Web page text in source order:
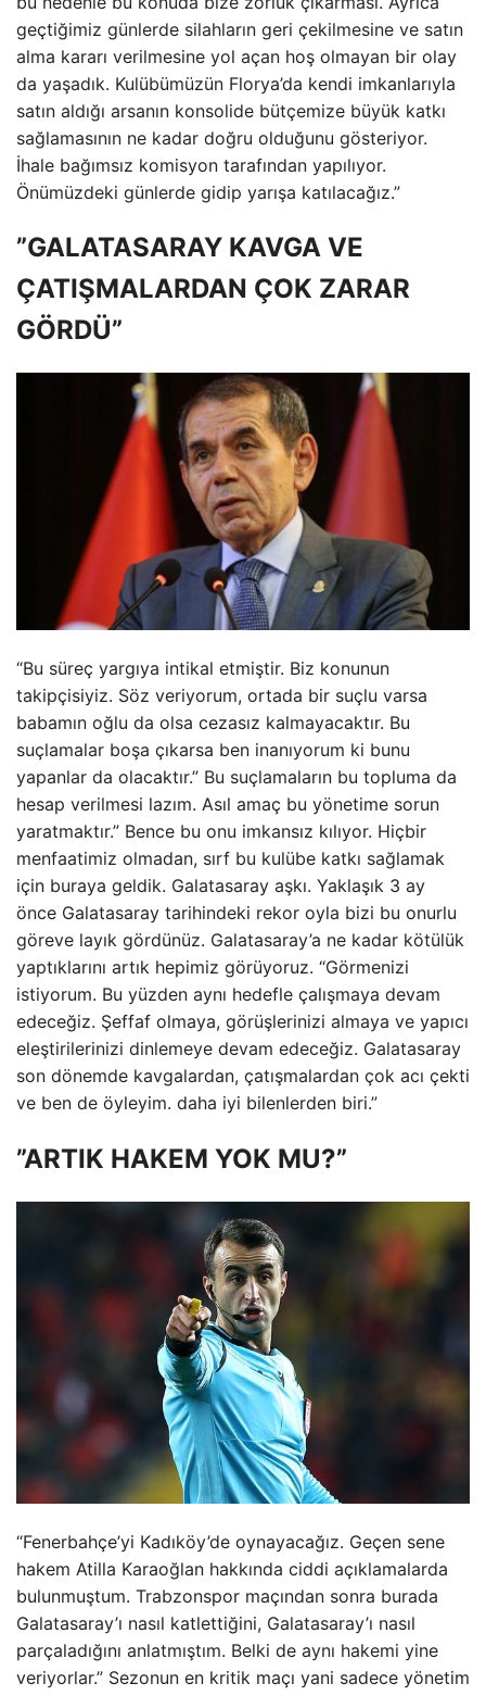
geçtiğimiz günlerde silahların geri çekilmesine ve satın
alma kararı verilmesine yol açan hoş olmayan bir olay
da yaşadık. Kulübümüzün Florya’da kendi imkanlarıyla
satın aldığı arsanın konsolide bütçemize büyük katkı
sağlamasının ne kadar doğru olduğunu gösteriyor.
İhale bağımsız komisyon tarafından yapılıyor.
Önümüzdeki günlerde gidip yarışa katılacağız.”
”GALATASARAY KAVGA VE
ÇATIŞMALARDAN ÇOK ZARAR
GÖRDÜ”
“Bu süreç yargıya intikal etmiştir. Biz konunun
takipçisiyiz. Söz veriyorum, ortada bir suçlu varsa
babamın oğlu da olsa cezasız kalmayacaktır. Bu
suçlamalar boşa çıkarsa ben inanıyorum ki bunu
yapanlar da olacaktır.” Bu suçlamaların bu topluma da
hesap verilmesi lazım. Asıl amaç bu yönetime sorun
yaratmaktır.” Bence bu onu imkansız kılıyor. Hiçbir
menfaatimiz olmadan, sırf bu kulübe katkı sağlamak
için buraya geldik. Galatasaray aşkı. Yaklaşık 3 ay
önce Galatasaray tarihindeki rekor oyla bizi bu onurlu
göreve layık gördünüz. Galatasaray’a ne kadar kötülük
yaptıklarını artık hepimiz görüyoruz. “Görmenizi
istiyorum. Bu yüzden aynı hedefle çalışmaya devam
edeceğiz. Şeffaf olmaya, görüşlerinizi almaya ve yapıcı
eleştirilerinizi dinlemeye devam edeceğiz. Galatasaray
son dönemde kavgalardan, çatışmalardan çok acı çekti
ve ben de öyleyim. daha iyi bilenlerden biri.”
”ARTIK HAKEM YOK MU?”
“Fenerbahçe’yi Kadıköy’de oynayacağız. Geçen sene
hakem Atilla Karaoğlan hakkında ciddi açıklamalarda
bulunmuştum. Trabzonspor maçından sonra burada
Galatasaray’ı nasıl katlettiğini, Galatasaray’ı nasıl
parçaladığını anlatmıştım. Belki de aynı hakemi yine
veriyorlar.” Sezonun en kritik maçı yani sadece yönetim